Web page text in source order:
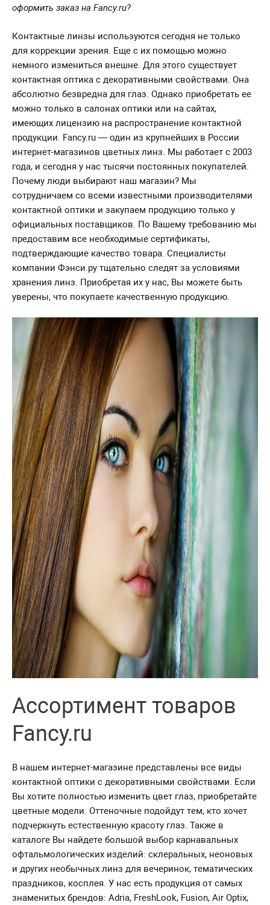
оформить заказ на Fancy.ru?
Контактные линзы используются сегодня не только
для коррекции зрения. Еще с их помощью можно
немного измениться внешне. Для этого существует
контактная оптика с декоративными свойствами. Она
абсолютно безвредна для глаз. Однако приобретать ее
можно только в салонах оптики или на сайтах,
имеющих лицензию на распространение контактной
продукции. Fancy.ru — один из крупнейших в России
интернет-магазинов цветных линз. Мы работает с 2003
года, и сегодня у нас тысячи постоянных покупателей.
Почему люди выбирают наш магазин? Мы
сотрудничаем со всеми известными производителями
контактной оптики и закупаем продукцию только у
официальных поставщиков. По Вашему требованию мы
предоставим все необходимые сертификаты,
подтверждающие качество товара. Специалисты
компании Фэнси.ру тщательно следят за условиями
хранения линз. Приобретая их у нас, Вы можете быть
уверены, что покупаете качественную продукцию.
Ассортимент товаров
Fancy.ru
В нашем интернет-магазине представлены все виды
контактной оптики с декоративными свойствами. Если
Вы хотите полностью изменить цвет глаз, приобретайте
цветные модели. Оттеночные подойдут тем, кто хочет
подчеркнуть естественную красоту глаз. Также в
каталоге Вы найдете большой выбор карнавальных
офтальмологических изделий: склеральных, неоновых
и других необычных линз для вечеринок, тематических
праздников, косплея. У нас есть продукция от самых
знаменитых брендов: Adria, FreshLook, Fusion, Air Optix,